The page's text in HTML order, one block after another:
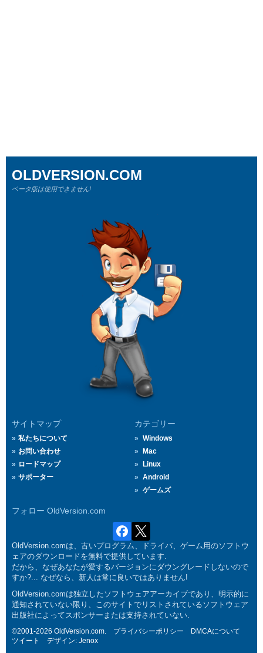
サイトマップ
私たちについて
お問い合わせ
ロードマップ
サポーター
カテゴリー
Windows
Mac
Linux
Android
ゲームズ
フォロー OldVersion.com
OLDVERSION.COM
ベータ版は使用できません!
OldVersion.comは、古いプログラム、ドライバ、ゲーム用のソフトウ
ェアのダウンロードを無料で提供しています.
だから、なぜあなたが愛するバージョンにダウングレードしないので
すか?... なぜなら、新人は常に良いではありません!
OldVersion.comは独立したソフトウェアアーカイブであり、明示的に
通知されていない限り、このサイトでリストされているソフトウェア
出版社によってスポンサーまたは支持されていない.
©2001-2026 OldVersion.com. プライバシーポリシー
DMCAについて
ツイート
デザイン: Jenox